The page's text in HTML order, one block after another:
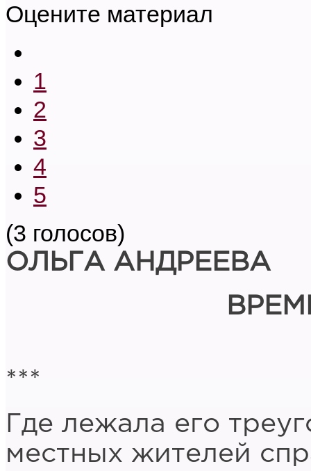
Оцените материал
1
2
3
4
5
(3 голосов)
ОЛЬГА АНДРЕЕВА
***
Где лежала его
местных жителей